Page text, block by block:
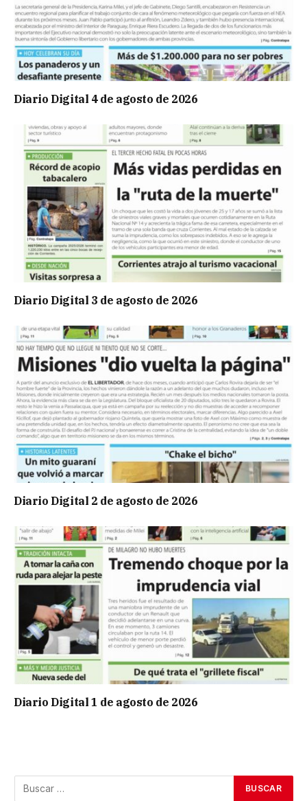
Diario Digital 4 de agosto de 2026
Diario Digital 3 de agosto de 2026
Diario Digital 2 de agosto de 2026
Diario Digital 1 de agosto de 2026